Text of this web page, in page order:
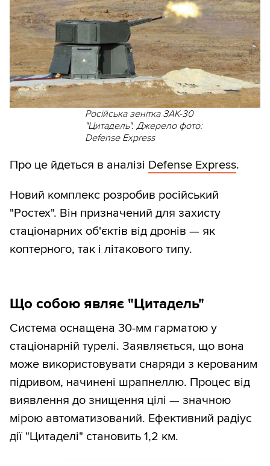
Російська зенітка ЗАК-30
"Цитадель". Джерело фото:
Defense Express
Про це йдеться в аналізі Defense Express.
Новий комплекс розробив російський
"Ростех". Він призначений для захисту
стаціонарних об'єктів від дронів — як
коптерного, так і літакового типу.
Що собою являє "Цитадель"
Система оснащена 30-мм гарматою у
стаціонарній турелі. Заявляється, що вона
може використовувати снаряди з керованим
підривом, начинені шрапнеллю. Процес від
виявлення до знищення цілі — значною
мірою автоматизований. Ефективний радіус
дії "Цитаделі" становить 1,2 км.